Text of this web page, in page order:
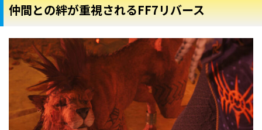
仲間との絆が重視されるFF7リバース